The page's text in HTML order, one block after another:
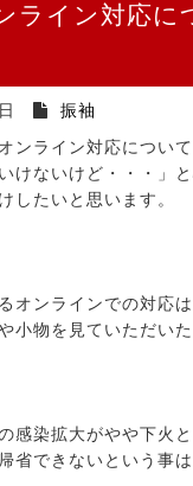
ライン対応
振袖
ンライン対応につい
けないけど・・・」
したいと思います。
オンラインでの対応
小物を見ていただい
感染拡大がやや下火
省できないという事